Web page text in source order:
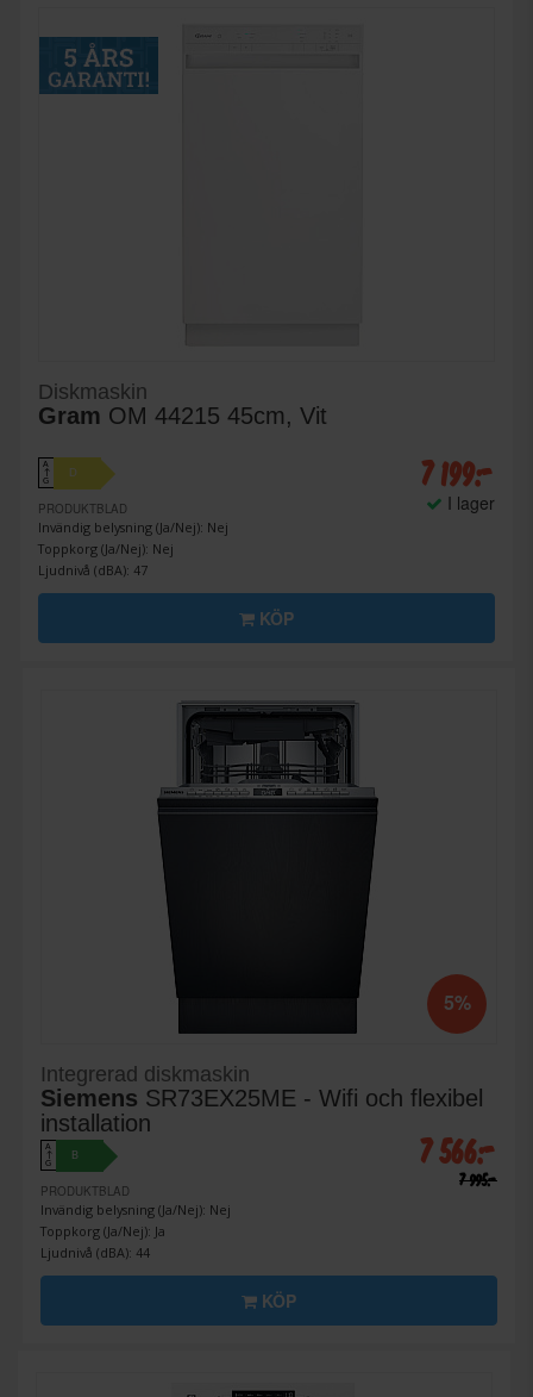
Diskmaskin
Gram OM 44215 45cm, Vit
A
↑
G
D
PRODUKTBLAD
Invändig belysning (Ja/Nej): Nej
Toppkorg (Ja/Nej): Nej
Ljudnivå (dBA): 47
7 199:-
I lager
KÖP
5%
Integrerad diskmaskin
Siemens SR73EX25ME - Wifi och flexibel
installation
A
↑
G
B
PRODUKTBLAD
Invändig belysning (Ja/Nej): Nej
Toppkorg (Ja/Nej): Ja
Ljudnivå (dBA): 44
7 566:-
7 995:-
KÖP